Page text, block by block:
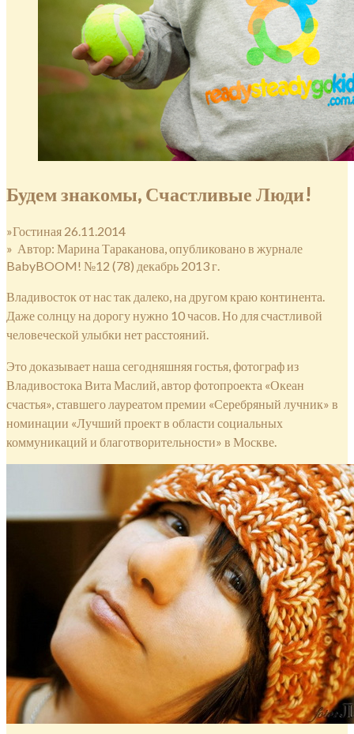
Будем знакомы, Счастливые Люди!
»Гостиная 26.11.2014
» Автор: Марина Тараканова, опубликовано в журнале
BabyBOOM! №12 (78) декабрь 2013 г.
Владивосток от нас так далеко, на другом краю континента.
Даже солнцу на дорогу нужно 10 часов. Но для счастливой
человеческой улыбки нет расстояний.
Это доказывает наша сегодняшняя гостья, фотограф из
Владивостока Вита Маслий, автор фотопроекта «Океан
счастья», ставшего лауреатом премии «Серебряный лучник» в
номинации «Лучший проект в области социальных
коммуникаций и благотворительности» в Москве.